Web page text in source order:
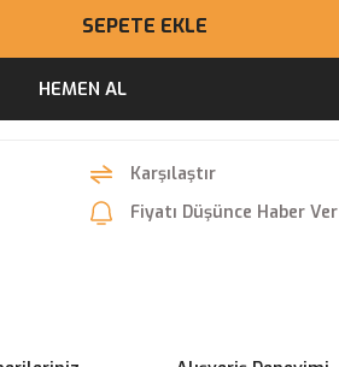
SEPETE EKLE
HEMEN AL
Karşılaştır
Fiyatı Düşünce Haber Ver